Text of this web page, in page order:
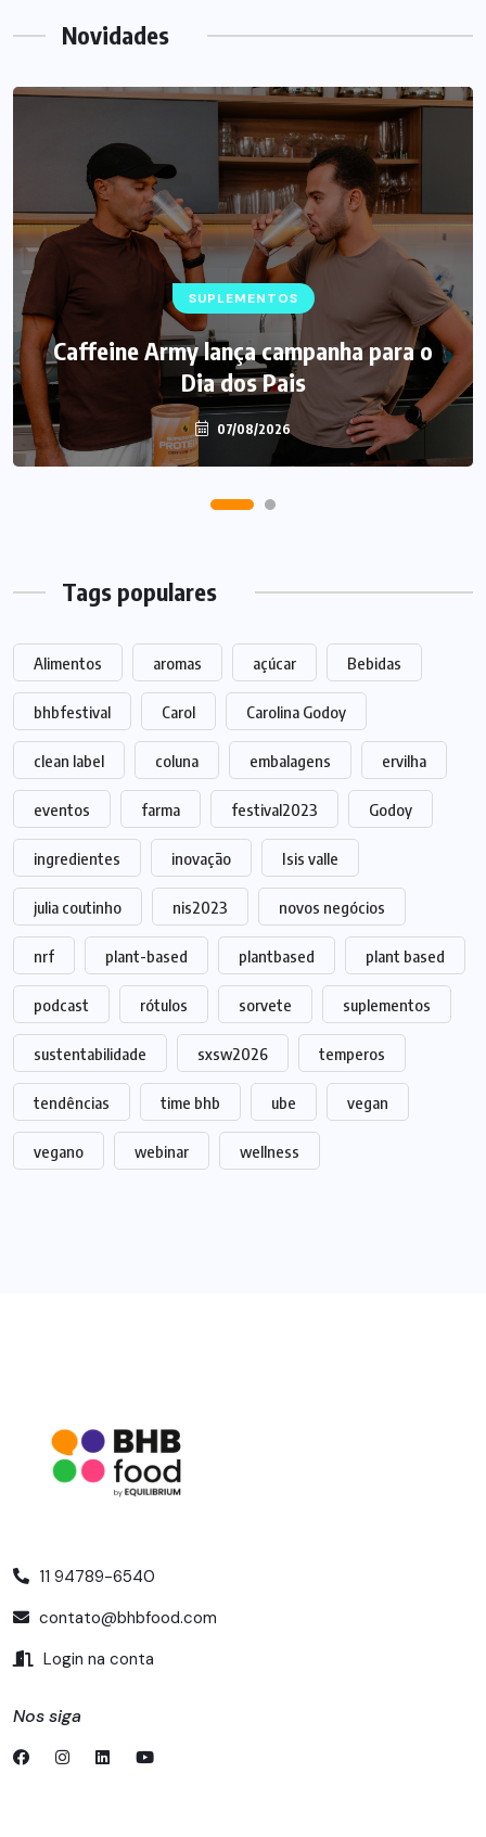
Novidades
SUPLEMENTOS
Caffeine Army lança campanha para o
Dia dos Pais
07/08/2026
Tags populares
Alimentos aromas açúcar Bebidas
bhbfestival Carol Carolina Godoy
clean label coluna embalagens ervilha
eventos farma festival2023 Godoy
ingredientes inovação Isis valle
julia coutinho nis2023 novos negócios
nrf plant-based plantbased plant based
podcast rótulos sorvete suplementos
sustentabilidade sxsw2026 temperos
tendências time bhb ube vegan
vegano webinar wellness
11 94789-6540
contato@bhbfood.com
Login na conta
Nos siga